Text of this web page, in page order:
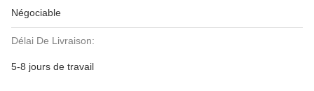
Négociable
Délai De Livraison:
5-8 jours de travail